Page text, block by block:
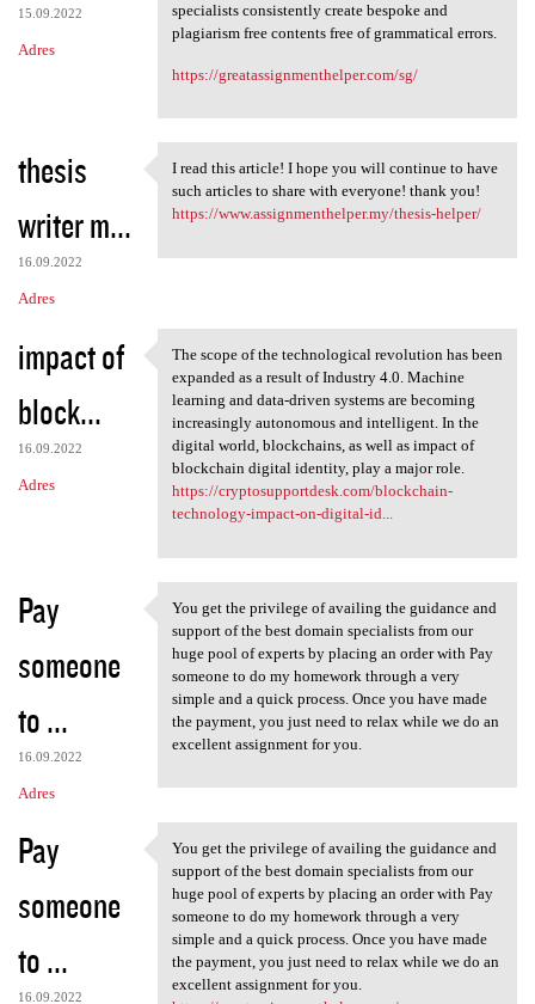
15.09.2022
Adres
specialists consistently create bespoke and
plagiarism free contents free of grammatical errors.
https://greatassignmenthelper.com/sg/
thesis
writer m...
16.09.2022
Adres
I read this article! I hope
I read this article! I hope you will continue to have
such articles to share with everyone! thank you!
https://www.assignmenthelper.my/thesis-helper/
impact of
block...
16.09.2022
Adres
The scope of the
The scope of the technological revolution has been
expanded as a result of Industry 4.0. Machine
learning and data-driven systems are becoming
increasingly autonomous and intelligent. In the
digital world, blockchains, as well as impact of
blockchain digital identity, play a major role.
https://cryptosupportdesk.com/blockchain-
technology-impact-on-digital-id...
Pay
someone
to ...
16.09.2022
Adres
You get the privilege of
You get the privilege of availing the guidance and
support of the best domain specialists from our
huge pool of experts by placing an order with Pay
someone to do my homework through a very
simple and a quick process. Once you have made
the payment, you just need to relax while we do an
excellent assignment for you.
Pay
someone
to ...
16.09.2022
You get the privilege of
You get the privilege of availing the guidance and
support of the best domain specialists from our
huge pool of experts by placing an order with Pay
someone to do my homework through a very
simple and a quick process. Once you have made
the payment, you just need to relax while we do an
excellent assignment for you.